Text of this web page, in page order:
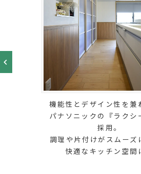
機能性とデザイン性を兼
パナソニックの『ラクシ
採用。
調理や片付けがスムーズ
快適なキッチン空間